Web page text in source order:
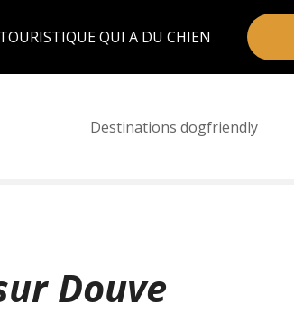
QUI A DU CHIEN
Destinations dogfriendly
Douve